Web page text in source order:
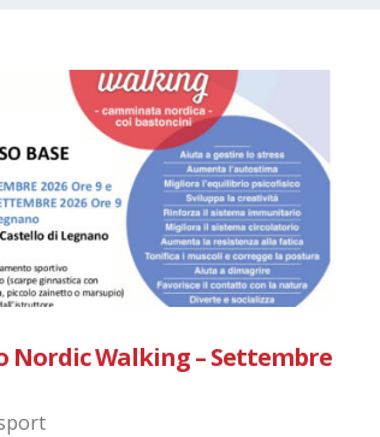
Nordic Walking – Settembre